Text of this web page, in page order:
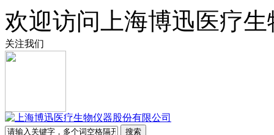
欢迎访问上海博迅医疗
关注我们